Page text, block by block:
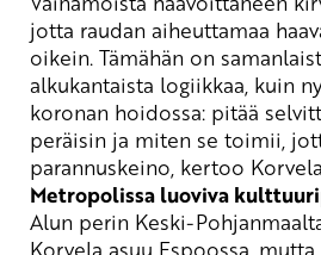
jotta raudan aiheuttamaa
oikein. Tämähän on
alkukantaista logiikkaa, kuin
koronan hoidossa: pitää
peräisin ja miten se toimii,
parannuskeino , kertoo
Metropolissa luoviva
Alun perin Keski-
Korvela asuu Espoossa,